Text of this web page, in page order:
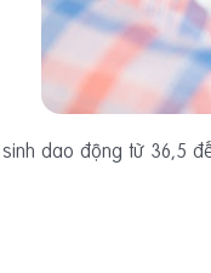
dao động từ 36,5